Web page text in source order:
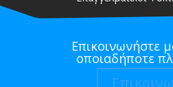
Επικοινωνήστε
οποιαδήποτε